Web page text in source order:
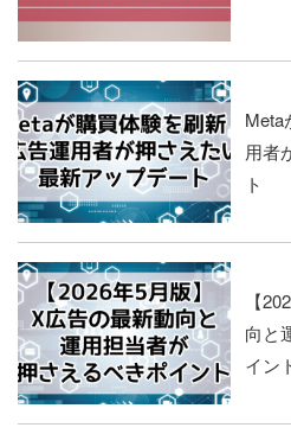
Meta
用者
ト
【
向と
イン